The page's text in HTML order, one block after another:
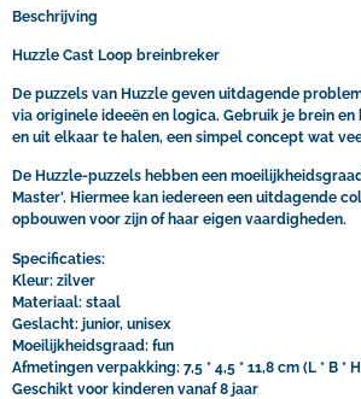
Beschrijving
Huzzle Cast Loop breinbreker
De puzzels van Huzzle geven uitdagende
via originele ideeën en logica. Gebruik je brein en
en uit elkaar te halen, een simpel concept wat
De Huzzle-puzzels hebben een moeilijkheidsgraad
Master’. Hiermee kan iedereen een uitdagende
opbouwen voor zijn of haar eigen vaardigheden.
Specificaties:
Kleur: zilver
Materiaal: staal
Geslacht: junior, unisex
Moeilijkheidsgraad: fun
Afmetingen verpakking: 7,5 * 4,5 * 11,8 cm (L * B *
Geschikt voor kinderen vanaf 8 jaar